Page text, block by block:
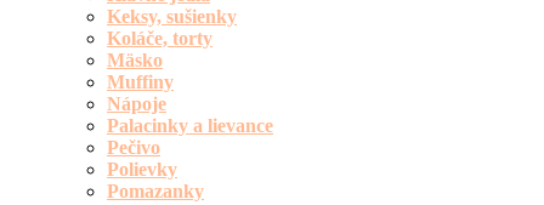
Keksy, sušienky
Koláče, torty
Mäsko
Muffiny
Nápoje
Palacinky a lievance
Pečivo
Polievky
Pomazanky